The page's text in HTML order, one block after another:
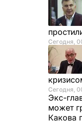
Сегодня,
Сегодня,
Экс-
может
Какова